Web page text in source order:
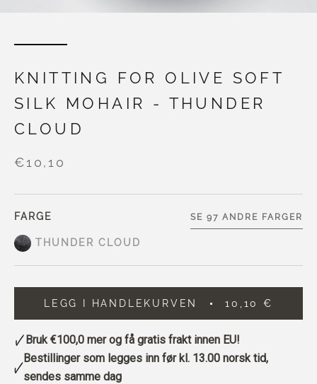
KNITTING FOR OLIVE SOFT
SILK MOHAIR - THUNDER
CLOUD
€10,10
FARGE
THUNDER CLOUD
SE 97 ANDRE FARGER
LEGG I HANDLEKURVEN 10,10 €
Bruk€100,0 mer og få gratis frakt innen EU!
Bestillinger som legges inn før kl. 13.00 norsk tid,
sendes samme dag